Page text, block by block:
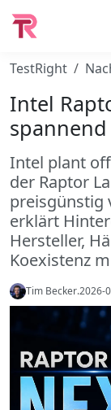
TestRight
Intel
Intel plant
der Raptor
preisgünstig
erklärt
Hersteller,
Koexistenz
Tim Becker.2026-